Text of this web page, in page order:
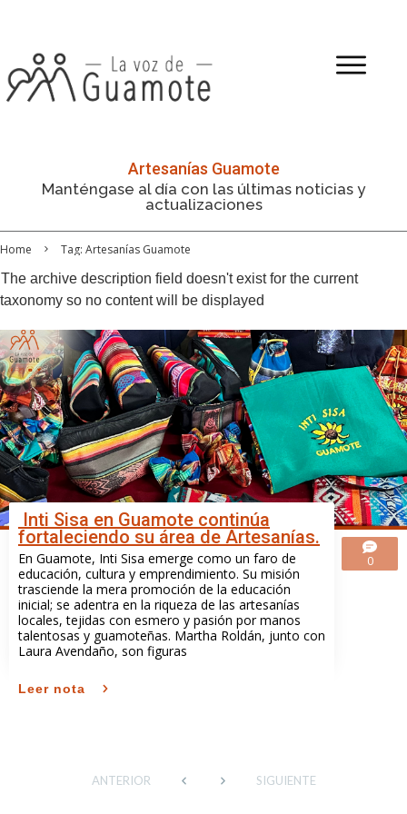
Artesanías Guamote
Manténgase al día con las últimas noticias y
actualizaciones
Home
Tag: Artesanías Guamote
The archive description field doesn't exist for the current
taxonomy so no content will be displayed
Inti Sisa en Guamote continúa
fortaleciendo su área de Artesanías.
En Guamote, Inti Sisa emerge como un faro de
educación, cultura y emprendimiento. Su misión
trasciende la mera promoción de la educación
inicial; se adentra en la riqueza de las artesanías
locales, tejidas con esmero y pasión por manos
talentosas y guamoteñas. Martha Roldán, junto con
Laura Avendaño, son figuras
Leer nota
0
ANTERIOR SIGUIENTE